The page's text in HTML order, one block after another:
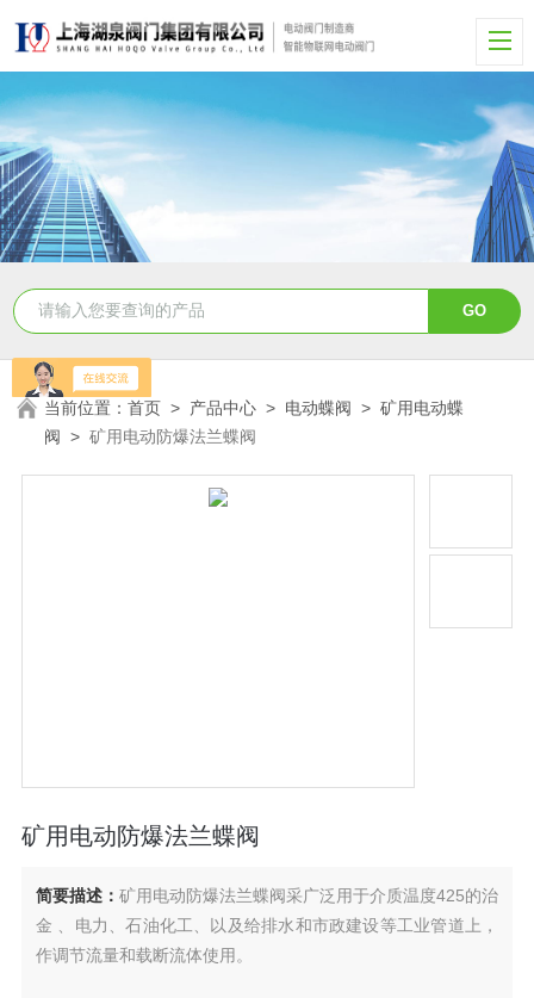
当前位置：首页 > 产品中心 > 电动蝶阀 >矿用电动蝶
阀 >矿用电动防爆法兰蝶阀
矿用电动防爆法兰蝶阀
简要描述： 矿用电动防爆法兰蝶阀采广泛用于介质温度425的治
金 、电力、石油化工、以及给排水和市政建设等工业管道上，
作调节流量和载断流体使用。